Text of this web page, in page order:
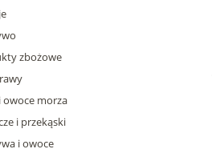
zbożowe
owoce morza
i przekąski
i owoce